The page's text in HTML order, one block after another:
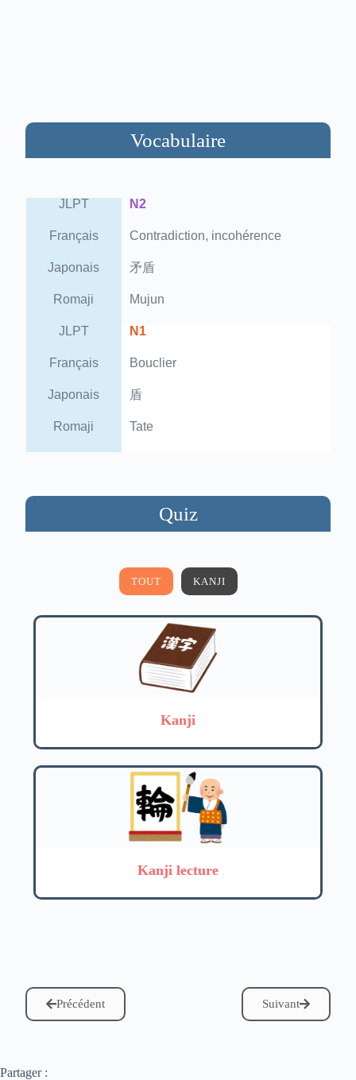
Vocabulaire
JLPT N2
Français Contradiction, incohérence
Japonais 矛盾
Romaji Mujun
JLPT N1
Français Bouclier
Japonais 盾
Romaji Tate
Quiz
TOUT KANJI
Kanji
Kanji lecture
Précédent Suivant
Partager :